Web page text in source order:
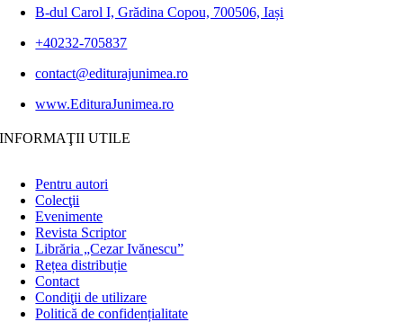
B-dul Carol I, Grădina Copou, 700506, Iași
+40232-705837
contact@editurajunimea.ro
www.EdituraJunimea.ro
INFORMAŢII UTILE
Pentru autori
Colecţii
Evenimente
Revista Scriptor
Librăria „Cezar Ivănescu”
Rețea distribuție
Contact
Condiţii de utilizare
Politică de confidențialitate